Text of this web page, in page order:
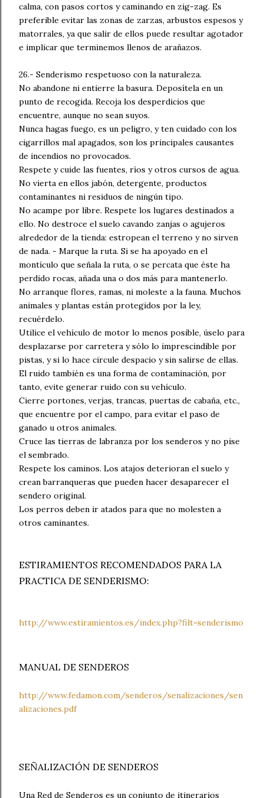
calma, con pasos cortos y caminando en zig-zag. Es
preferible evitar las zonas de zarzas, arbustos espesos y
matorrales, ya que salir de ellos puede resultar agotador
e implicar que terminemos llenos de arañazos.
26.- Senderismo respetuoso con la naturaleza.
No abandone ni entierre la basura. Deposítela en un
punto de recogida. Recoja los desperdicios que
encuentre, aunque no sean suyos.
Nunca hagas fuego, es un peligro, y ten cuidado con los
cigarrillos mal apagados, son los principales causantes
de incendios no provocados.
Respete y cuide las fuentes, ríos y otros cursos de agua.
No vierta en ellos jabón, detergente, productos
contaminantes ni residuos de ningún tipo.
No acampe por libre. Respete los lugares destinados a
ello. No destroce el suelo cavando zanjas o agujeros
alrededor de la tienda: estropean el terreno y no sirven
de nada. - Marque la ruta. Si se ha apoyado en el
montículo que señala la ruta, o se percata que éste ha
perdido rocas, añada una o dos más para mantenerlo.
No arranque flores, ramas, ni moleste a la fauna. Muchos
animales y plantas están protegidos por la ley,
recuérdelo.
Utilice el vehículo de motor lo menos posible, úselo para
desplazarse por carretera y sólo lo imprescindible por
pistas, y si lo hace circule despacio y sin salirse de ellas.
El ruido también es una forma de contaminación, por
tanto, evite generar ruido con su vehículo.
Cierre portones, verjas, trancas, puertas de cabaña, etc.,
que encuentre por el campo, para evitar el paso de
ganado u otros animales.
Cruce las tierras de labranza por los senderos y no pise
el sembrado.
Respete los caminos. Los atajos deterioran el suelo y
crean barranqueras que pueden hacer desaparecer el
sendero original.
Los perros deben ir atados para que no molesten a
otros caminantes.
ESTIRAMIENTOS RECOMENDADOS PARA LA
PRACTICA DE SENDERISMO:
http://www.estiramientos.es/index.php?filt=senderismo
MANUAL DE SENDEROS
http://www.fedamon.com/senderos/senalizaciones/sen
alizaciones.pdf
SEÑALIZACIÓN DE SENDEROS
Una Red de Senderos es un conjunto de itinerarios